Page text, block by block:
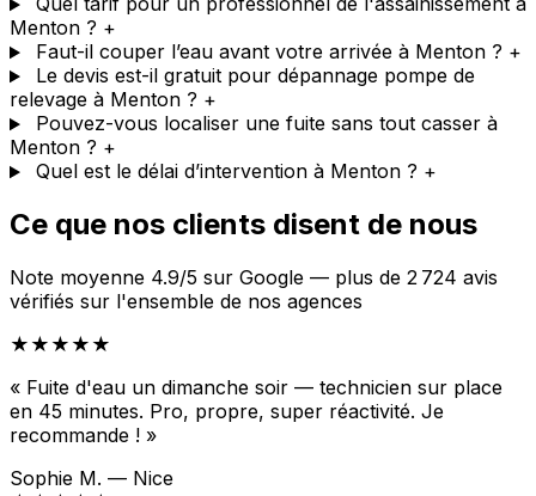
Menton ? +
Faut-il couper l’eau avant votre arrivée à Menton ? +
Le devis est-il gratuit pour dépannage pompe de
relevage à Menton ? +
Pouvez-vous localiser une fuite sans tout casser à
Menton ? +
Quel est le délai d’intervention à Menton ? +
Ce que nos clients disent de nous
Note moyenne 4.9/5 sur Google — plus de 2 724 avis
vérifiés sur l'ensemble de nos agences
★★★★★
« Fuite d'eau un dimanche soir — technicien sur place
en 45 minutes. Pro, propre, super réactivité. Je
recommande ! »
Sophie M. — Nice